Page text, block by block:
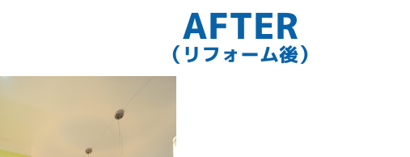
AFTER
（リフォーム後）